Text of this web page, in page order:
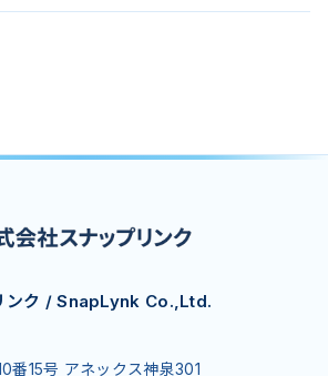
ンク / SnapLynk Co.,Ltd.
番15号 アネックス神泉301